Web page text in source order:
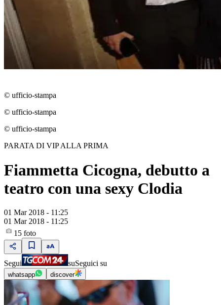
© ufficio-stampa
© ufficio-stampa
© ufficio-stampa
PARATA DI VIP ALLA PRIMA
Fiammetta Cicogna, debutto a
teatro con una sexy Clodia
01 Mar 2018 - 11:25
01 Mar 2018 - 11:25
15 foto
Segui suSeguici su
whatsapp discover